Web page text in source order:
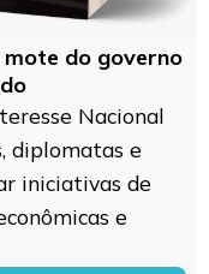
mote do governo
Nacional
diplomatas e
iniciativas de
e